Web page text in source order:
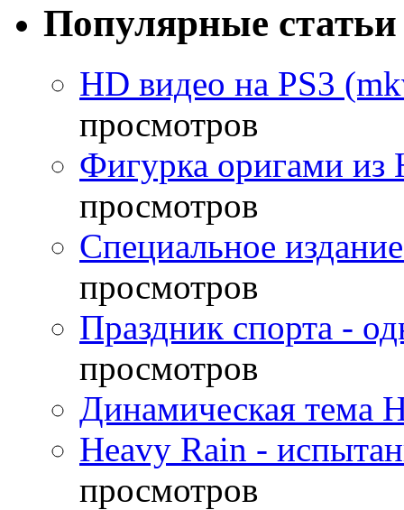
Популярные статьи
HD видео на PS3
просмотров
Фигурка оригами из
просмотров
Специальное
просмотров
Праздник спорта -
просмотров
Динамическая тема
Heavy Rain -
просмотров